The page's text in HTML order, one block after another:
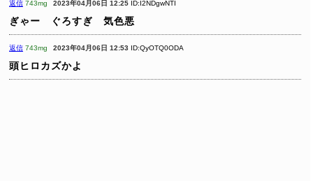
返信 743mg 2023年04月06日 12:25 ID:I2NDgwNTI
ぎゃー ぐろすぎ 気色悪
返信 743mg 2023年04月06日 12:53 ID:QyOTQ0ODA
頭ヒロカズかよ